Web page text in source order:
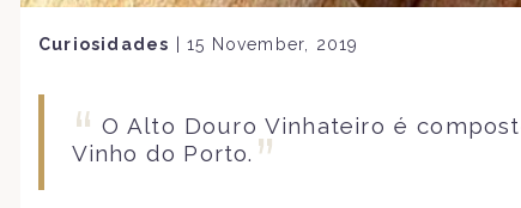
Curiosidades |15 November, 2019
O Alto Douro Vinhateiro é
Vinho do Porto.